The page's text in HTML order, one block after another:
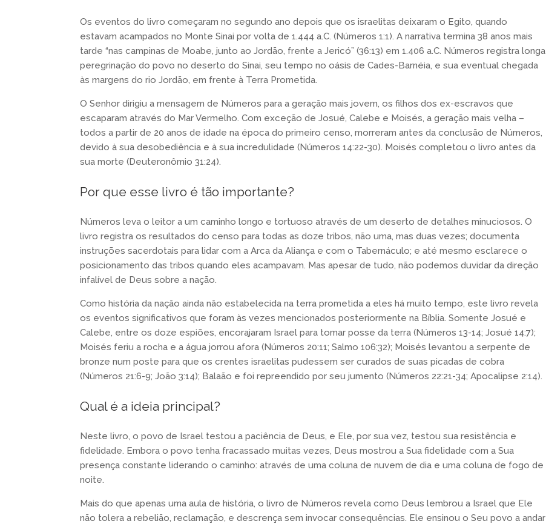
Os eventos do livro começaram no segundo ano depois que os israelitas deixaram o Egito, quando
estavam acampados no Monte Sinai por volta de 1.444 a.C. (Números 1:1). A narrativa termina 38 anos mais
tarde “nas campinas de Moabe, junto ao Jordão, frente a Jericó” (36:13) em 1.406 a.C. Números registra longa
peregrinação do povo no deserto do Sinai, seu tempo no oásis de Cades-Barnéia, e sua eventual chegada
às margens do rio Jordão, em frente à Terra Prometida.
O Senhor dirigiu a mensagem de Números para a geração mais jovem, os filhos dos ex-escravos que
escaparam através do Mar Vermelho. Com exceção de Josué, Calebe e Moisés, a geração mais velha –
todos a partir de 20 anos de idade na época do primeiro censo, morreram antes da conclusão de Números,
devido à sua desobediência e à sua incredulidade (Números 14:22-30). Moisés completou o livro antes da
sua morte (Deuteronômio 31:24).
Por que esse livro é tão importante?
Números leva o leitor a um caminho longo e tortuoso através de um deserto de detalhes minuciosos. O
livro registra os resultados do censo para todas as doze tribos, não uma, mas duas vezes; documenta
instruções sacerdotais para lidar com a Arca da Aliança e com o Tabernáculo; e até mesmo esclarece o
posicionamento das tribos quando eles acampavam. Mas apesar de tudo, não podemos duvidar da direção
infalível de Deus sobre a nação.
Como história da nação ainda não estabelecida na terra prometida a eles há muito tempo, este livro revela
os eventos significativos que foram às vezes mencionados posteriormente na Bíblia. Somente Josué e
Calebe, entre os doze espiões, encorajaram Israel para tomar posse da terra (Números 13-14; Josué 14:7);
Moisés feriu a rocha e a água jorrou afora (Números 20:11; Salmo 106:32); Moisés levantou a serpente de
bronze num poste para que os crentes israelitas pudessem ser curados de suas picadas de cobra
(Números 21:6-9; João 3:14); Balaão e foi repreendido por seu jumento (Números 22:21-34; Apocalipse 2:14).
Qual é a ideia principal?
Neste livro, o povo de Israel testou a paciência de Deus, e Ele, por sua vez, testou sua resistência e
fidelidade. Embora o povo tenha fracassado muitas vezes, Deus mostrou a Sua fidelidade com a Sua
presença constante liderando o caminho: através de uma coluna de nuvem de dia e uma coluna de fogo de
noite.
Mais do que apenas uma aula de história, o livro de Números revela como Deus lembrou a Israel que Ele
não tolera a rebelião, reclamação, e descrença sem invocar consequências. Ele ensinou o Seu povo a andar